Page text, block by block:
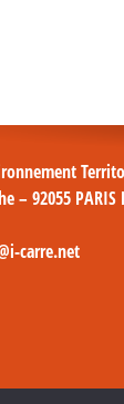
– 92055 PARIS
carre.net